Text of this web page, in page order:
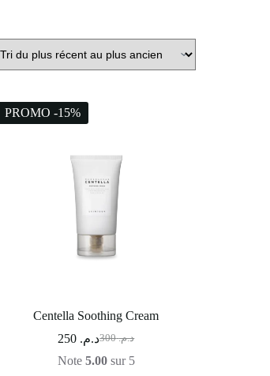
PROMO -15%
Centella Soothing Cream
د.م.300 د.م.
Note 5.00sur 5